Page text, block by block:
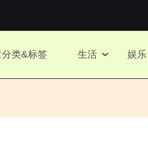
类&标签 生活 娱乐